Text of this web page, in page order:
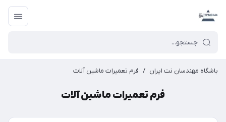
باشگاه مهندسان نت ایران / فرم تعمیرات ماشین آلات
فرم تعمیرات ماشین آلات